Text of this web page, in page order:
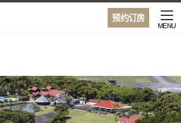
预约订房
MENU